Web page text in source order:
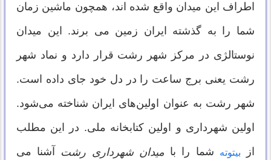
اطراف این میدان واقع شده اند، همچون ماشین زمان
شما را به گذشته ایران زمین می برند. این میدان
نوستالژی در مرکز شهر رشت قرار دارد و نماد شهر
رشت یعنی برج ساعت را در دل خود جای داده است.
شهر رشت به‌ عنوان اولین‌های ایران شناخته می‌شود.
اولین شهرداری و اولین کتابخانه ملی. در این مطلب
از
بیتوته شما را با میدان شهرداری رشت آشنا می